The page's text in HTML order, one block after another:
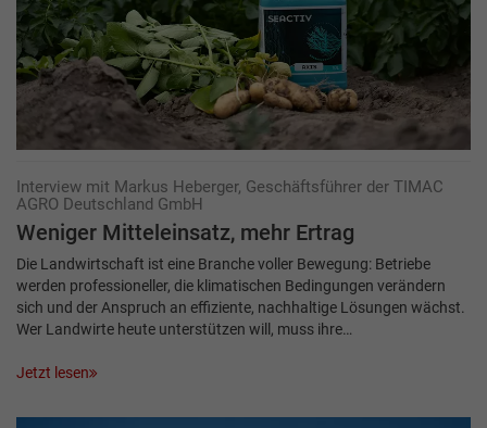
Interview mit Markus Heberger, Geschäftsführer der TIMAC
AGRO Deutschland GmbH
Weniger Mitteleinsatz, mehr Ertrag
Die Landwirtschaft ist eine Branche voller Bewegung: Betriebe
werden professioneller, die klimatischen Bedingungen verändern
sich und der Anspruch an effiziente, nachhaltige Lösungen wächst.
Wer Landwirte heute unterstützen will, muss ihre…
Jetzt lesen